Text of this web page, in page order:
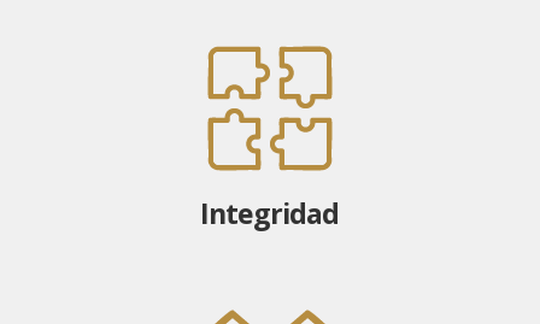
Integridad